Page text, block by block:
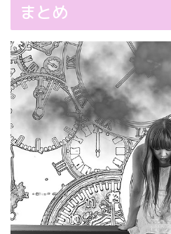
まとめ